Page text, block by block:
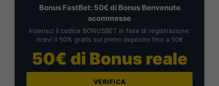
Bonus FastBet: 50€ di Bonus Benvenuto
scommesse
Inserisci il codice BONUSBET in fase di registrazione:
ricevi il 50% gratis sul primo deposito fino a 50€
50€ di Bonus reale
VERIFICA